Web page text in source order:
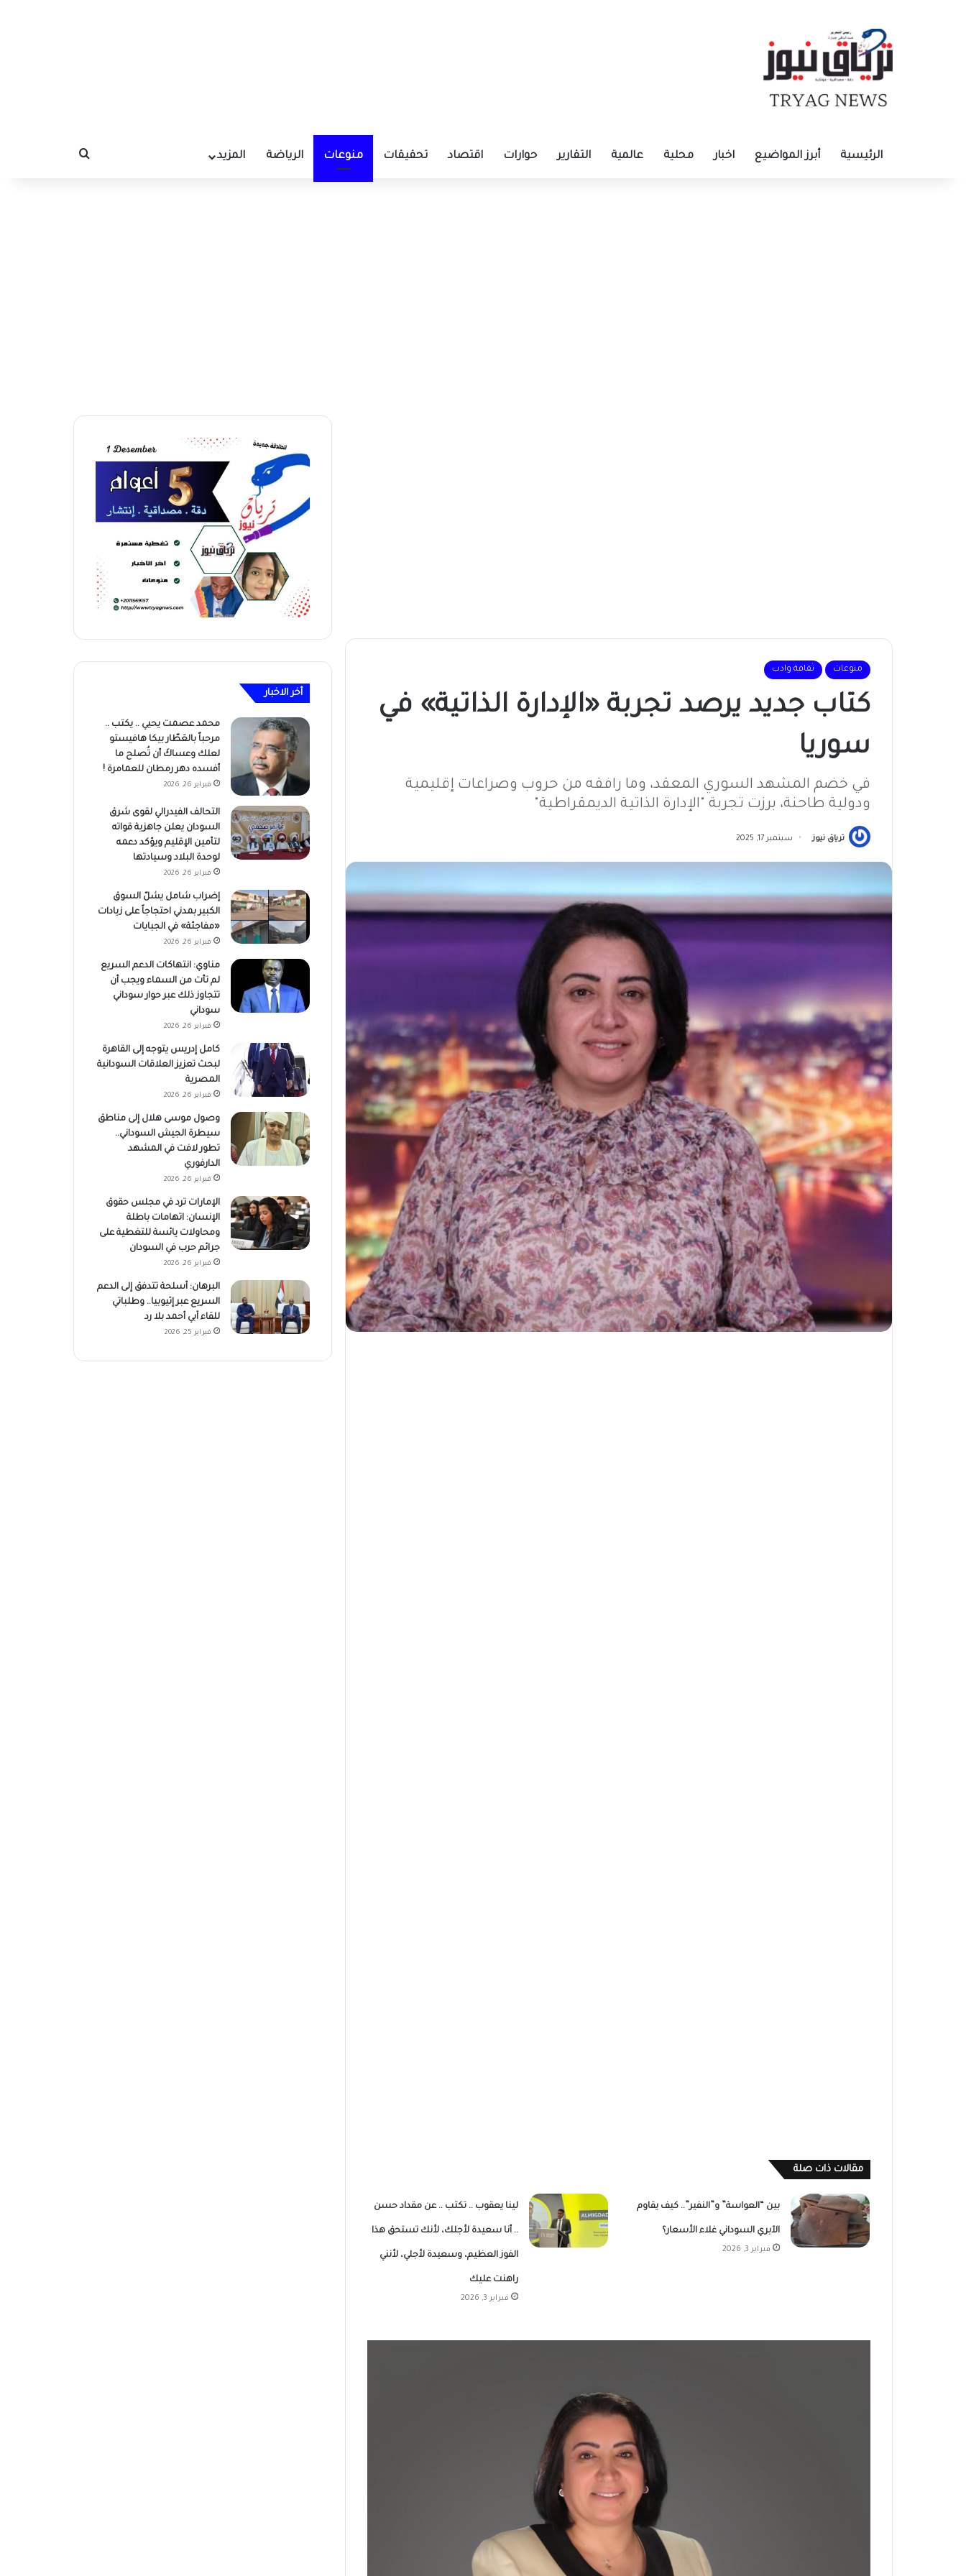
الرئيسية أبرز المواضيع اخبار محلية عالمية التقارير حوارات اقتصاد تحقيقات منوعات الرياضة المزيد بحث عن
منوعات ثقافة وادب
كتاب جديد يرصد تجربة «الإدارة الذاتية» في
سوريا
في خضم المشهد السوري المعقد، وما رافقه من حروب وصراعات إقليمية
ودولية طاحنة، برزت تجربة "الإدارة الذاتية الديمقراطية"
ترياق نيوز سبتمبر 17, 2025
مقالات ذات صلة
بين “العواسة” و”النفير”.. كيف يقاوم
الآبري السوداني غلاء الأسعار؟
فبراير 3, 2026
لينا يعقوب .. تكتب .. عن مقداد حسن
.. أنا سعيدة لأجلك، لأنك تستحق هذا
الفوز العظيم، وسعيدة لأجلي، لأنني
راهنت عليك
فبراير 3, 2026
أخر الاخبار
محمد عصمت يحيي .. يكتب ..
مرحباً بالعَطّار بيكا هافيستو
لعلك وعساكَ أن تُصلح ما
أفسده دهر رمطان للعمامرة !
فبراير 26, 2026
التحالف الفيدرالي لقوى شرق
السودان يعلن جاهزية قواته
لتأمين الإقليم ويؤكد دعمه
لوحدة البلاد وسيادتها
فبراير 26, 2026
إضراب شامل يشلّ السوق
الكبير بمدني احتجاجاً على زيادات
«مفاجئة» في الجبايات
فبراير 26, 2026
مناوي: انتهاكات الدعم السريع
لم تأت من السماء ويجب أن
تتجاوز ذلك عبر حوار سوداني
سوداني
فبراير 26, 2026
كامل إدريس يتوجه إلى القاهرة
لبحث تعزيز العلاقات السودانية
المصرية
فبراير 26, 2026
وصول موسى هلال إلى مناطق
سيطرة الجيش السوداني..
تطور لافت في المشهد
الدارفوري
فبراير 26, 2026
الإمارات ترد في مجلس حقوق
الإنسان: اتهامات باطلة
ومحاولات يائسة للتغطية على
جرائم حرب في السودان
فبراير 26, 2026
البرهان: أسلحة تتدفق إلى الدعم
السريع عبر إثيوبيا.. وطلباتي
للقاء آبي أحمد بلا رد
فبراير 25, 2026